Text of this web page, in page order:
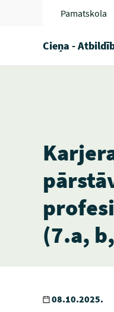
Pamatskola
Cieņa -
(7.a,
08.10.2025.